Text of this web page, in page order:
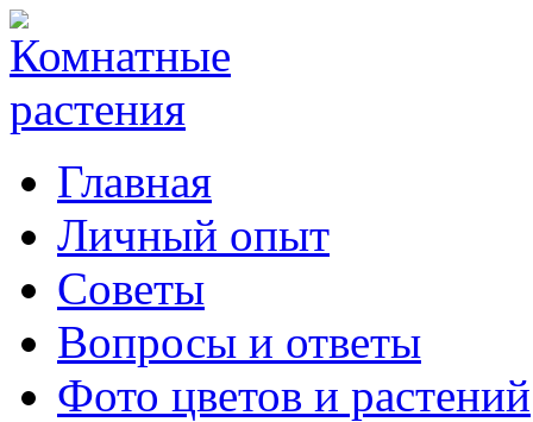
Главная
Личный опыт
Советы
Вопросы и ответы
Фото цветов и растений